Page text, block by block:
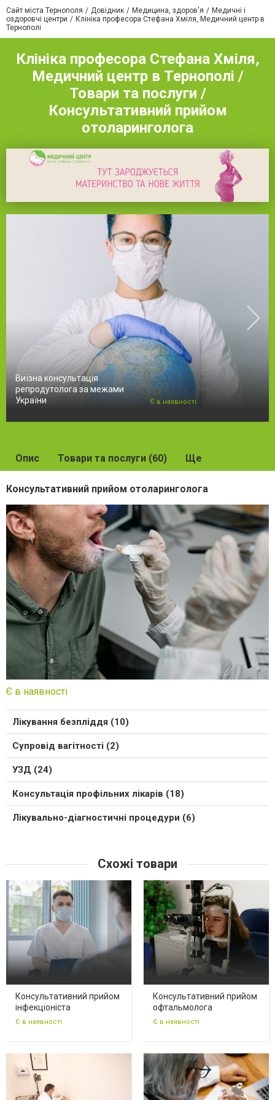
Сайт міста Тернополя Довідник Медицина, здоров'я
Медичні і
оздоровчі центри
Клініка професора Стефана Хміля, Медичний центр в
Тернополі
Клініка професора Стефана Хміля,
Медичний центр в Тернополі /
Товари та послуги /
Консультативний прийом
отоларинголога
Виїзна консультація
репродутолога за межами
України
Є в наявності
Опис Товари та послуги (60) Ще
Консультативний прийом отоларинголога
Є в наявності
Лікування безпліддя (10)
Супровід вагітності (2)
УЗД (24)
Консультація профільних лікарів (18)
Лікувально-діагностичні процедури (6)
Схожі товари
Консультативний прийом
інфекціоніста
Є в наявності
Консультативний прийом
офтальмолога
Є в наявності